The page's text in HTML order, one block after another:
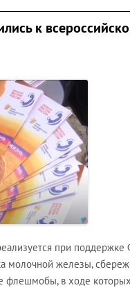
к
при
молочной железы,
флешмобы, в ходе